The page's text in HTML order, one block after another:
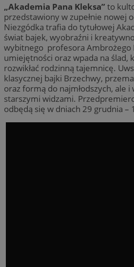
„Akademia Pana Kleksa” to
przedstawiony w zupełnie nowej
Niezgódka trafia do tytułowej
świat bajek, wyobraźni i
wybitnego profesora Ambrożego
umiejętności oraz wpada na ślad,
rozwikłać rodzinną tajemnicę.
klasycznej bajki Brzechwy,
oraz formą do najmłodszych, ale i
starszymi widzami.
odbędą się w dniach 29 grudnia –